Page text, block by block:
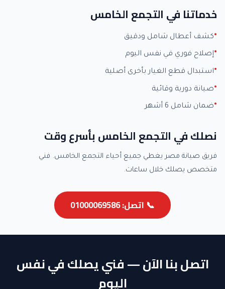
خدماتنا في التجمع الخامس
كشف أعطال شامل ودقيق
إصلاح فوري في نفس اليوم
استبدال قطع الغيار بأخرى أصلية
صيانة دورية وقائية
ضمان شامل 6 أشهر
نصلك في التجمع الخامس بأسرع وقت
فريق صيانة مصر يغطي جميع أحياء التجمع الخامس. فني
متخصص يصلك خلال ساعات.
📞 اتصل: 01000069586
اتصل بنا الآن — فني يصلك في نفس
اليوم